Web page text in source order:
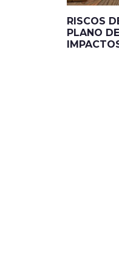
RISCOS
PLANO